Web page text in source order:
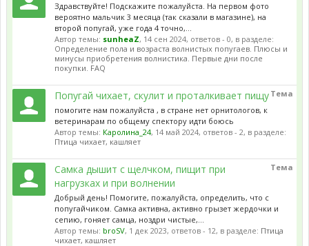
Здравствуйте! Подскажите пожалуйста. На первом фото
вероятно мальчик 3 месяца (так сказали в магазине), на
второй попугай, уже года 4 точно,...
Автор темы: sunheaZ, 14 сен 2024, ответов - 0, в разделе:
Определение пола и возраста волнистых попугаев. Плюсы и
минусы приобретения волнистика. Первые дни после
покупки. FAQ
Тема
Попугай чихает, скулит и проталкивает пищу
помогите нам пожалуйста , в стране нет орнитологов, к
ветеринарам по общему спектору идти боюсь
Автор темы: Каролина_24, 14 май 2024, ответов - 2, в разделе:
Птица чихает, кашляет
Тема
Самка дышит с щелчком, пищит при
нагрузках и при волнении
Добрый день! Помогите, пожалуйста, определить, что с
попугайчиком. Самка активна, активно грызет жердочки и
сепию, гоняет самца, ноздри чистые,...
Автор темы: broSV, 1 дек 2023, ответов - 12, в разделе: Птица
чихает, кашляет